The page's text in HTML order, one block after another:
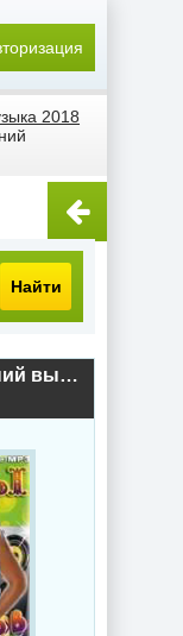
2018
Найти
Звезды хит-парадов. Летний выпуск (2018) скачать торрент